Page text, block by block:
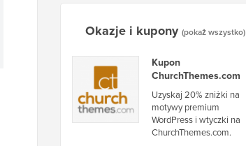
Okazje i kupony (pokaż wszystko)
Kupon
ChurchThemes.com
Uzyskaj 20% zniżki na
motywy premium
WordPress i wtyczki na
ChurchThemes.com.